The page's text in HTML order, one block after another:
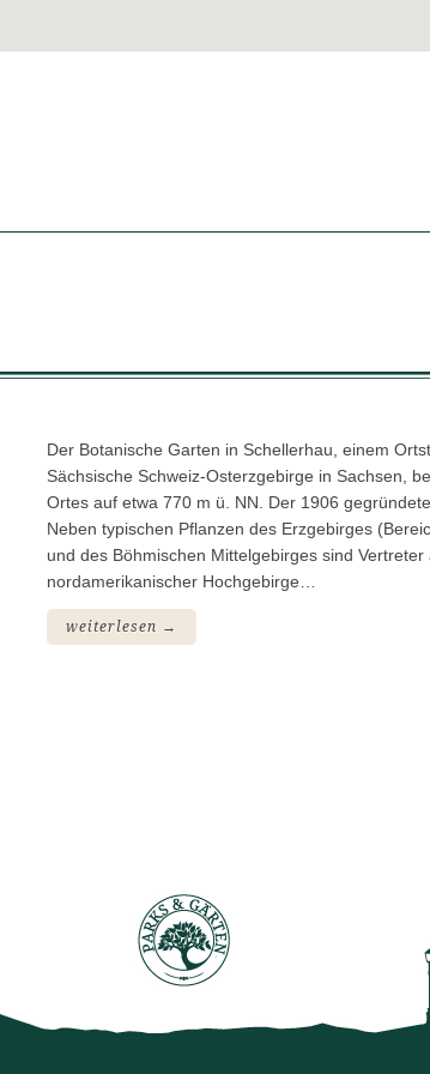
Der Botanische Garten in Schellerhau, einem
Sächsische Schweiz-Osterzgebirge in Sachsen,
Ortes auf etwa 770 m ü. NN. Der 1906
Neben typischen Pflanzen des Erzgebirges
und des Böhmischen Mittelgebirges sind
nordamerikanischer Hochgebirge…
weiterlesen →